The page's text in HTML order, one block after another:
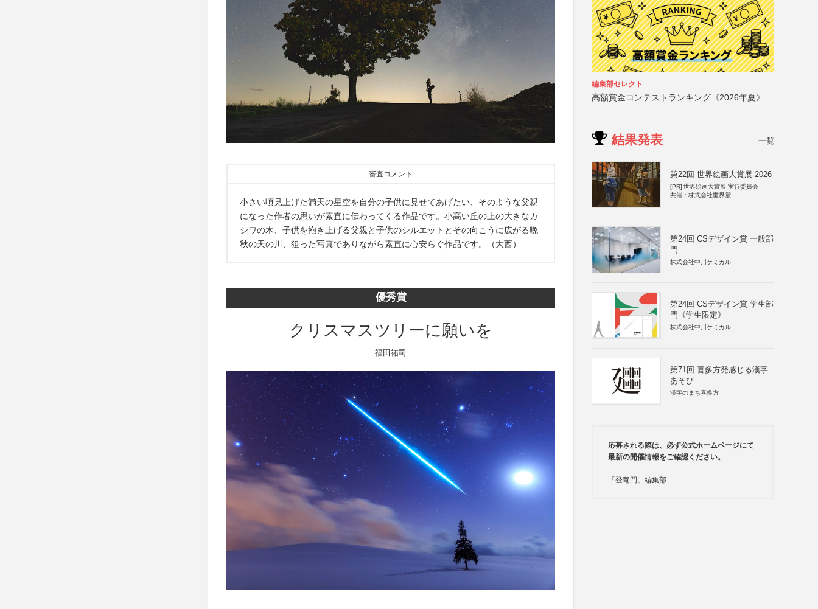
審査コメント
小さい頃見上げた満天の星空を自分の子供に見せてあげたい、そのような父親
になった作者の思いが素直に伝わってくる作品です。小高い丘の上の大きなカ
シワの木、子供を抱き上げる父親と子供のシルエットとその向こうに広がる晩
秋の天の川、狙った写真でありながら素直に心安らぐ作品です。（大西）
優秀賞
クリスマスツリーに願いを
福田祐司
編集部セレクト
高額賞金コンテストランキング《2026年夏》
結果発表 一覧
第22回 世界絵画大賞展 2026
[PR] 世界絵画大賞展 実行委員会
共催：株式会社世界堂
第24回 CSデザイン賞 一般部
門
株式会社中川ケミカル
第24回 CSデザイン賞 学生部
門《学生限定》
株式会社中川ケミカル
第71回 喜多方発感じる漢字
あそび
漢字のまち喜多方
応募される際は、必ず公式ホームページにて
最新の開催情報をご確認ください。
「登竜門」編集部